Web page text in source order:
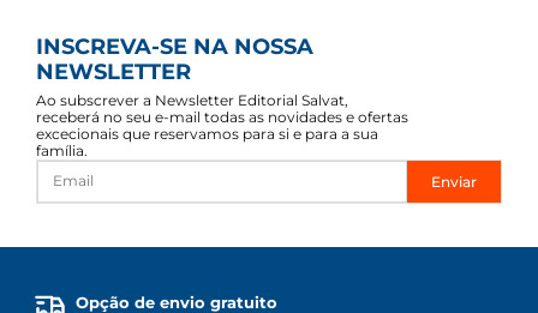
INSCREVA-SE NA NOSSA
NEWSLETTER
Ao subscrever a Newsletter Editorial Salvat,
receberá no seu e-mail todas as novidades e ofertas
excecionais que reservamos para si e para a sua
família.
Enviar
Opção de envio gratuito